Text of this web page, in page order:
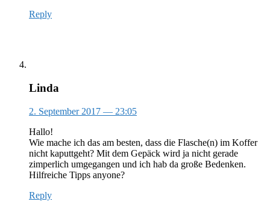
Reply
Linda
2. September 2017 — 23:05
Hallo!
Wie mache ich das am besten, dass die Flasche(n) im Koffer
nicht kaputtgeht? Mit dem Gepäck wird ja nicht gerade
zimperlich umgegangen und ich hab da große Bedenken.
Hilfreiche Tipps anyone?
Reply